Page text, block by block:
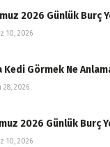
2026 Günlük Burç
10, 2026
Kedi Görmek Ne
28, 2026
2026 Günlük Burç
10, 2026